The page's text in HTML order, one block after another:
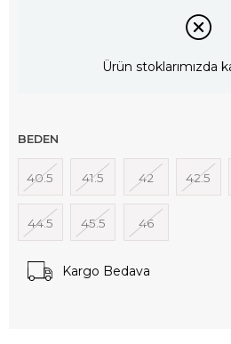
Ürün stoklarımızda
BEDEN
40.5 41.5 42 42.5
44.5 45.5 46
Kargo Bedava